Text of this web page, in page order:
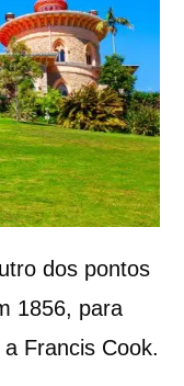
dos pontos
1856, para
Francis Cook.